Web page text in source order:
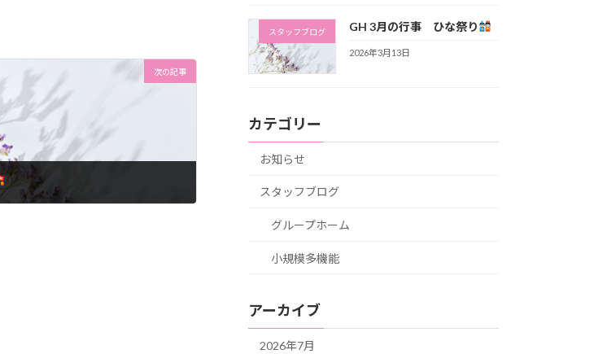
次の記事
スタッフブログ GH 3月の行事 ひな祭り
2026年3月13日
カテゴリー
お知らせ
スタッフブログ
グループホーム
小規模多機能
アーカイブ
2026年7月